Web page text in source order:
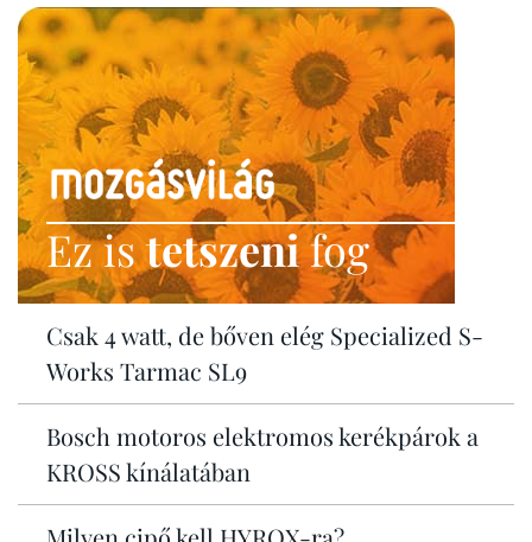
Ez istetszenifog
Csak 4 watt, de bőven elég Specialized S-
Works Tarmac SL9
Bosch motoros elektromos kerékpárok a
KROSS kínálatában